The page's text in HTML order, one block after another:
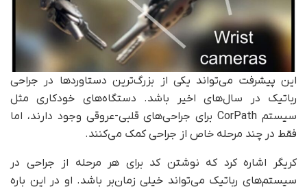
این پیشرفت می‌تواند یکی از بزرگ‌ترین دستاوردها در جراحی
رباتیک در سال‌های اخیر باشد. دستگاه‌های خودکاری مثل
سیستم CorPath برای جراحی‌های قلبی‌-عروقی وجود دارند، اما
فقط در چند مرحله خاص از جراحی کمک می‌کنند.
کریگر اشاره کرد که نوشتن کد برای هر مرحله از جراحی در
سیستم‌های رباتیک می‌تواند خیلی زمان‌بر باشد. او در این باره